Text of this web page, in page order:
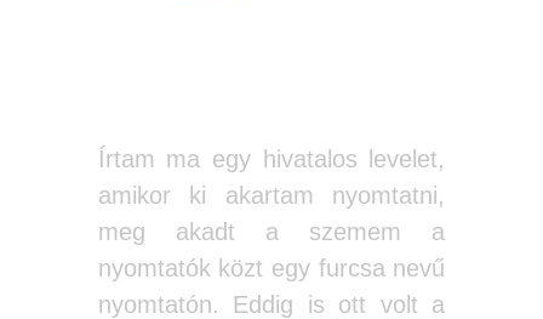
Írtam ma egy hivatalos levelet,
amikor ki akartam nyomtatni,
meg akadt a szemem a
nyomtatók közt egy furcsa nevű
nyomtatón. Eddig is ott volt a